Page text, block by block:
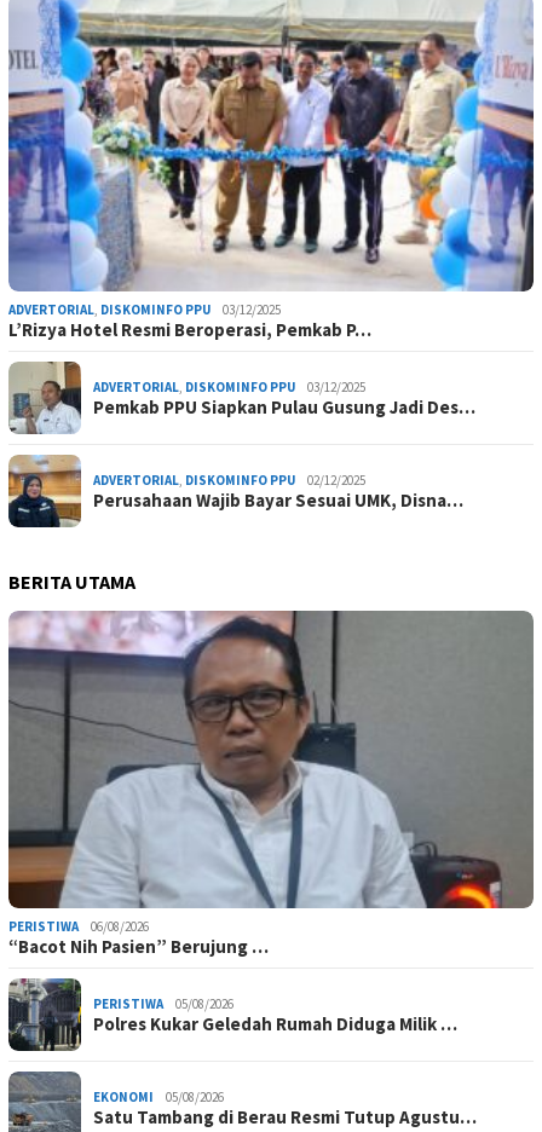
ADVERTORIAL, DISKOMINFO PPU 03/12/2025
L’Rizya Hotel Resmi Beroperasi, Pemkab P…
ADVERTORIAL, DISKOMINFO PPU 03/12/2025
Pemkab PPU Siapkan Pulau Gusung Jadi Des…
ADVERTORIAL, DISKOMINFO PPU 02/12/2025
Perusahaan Wajib Bayar Sesuai UMK, Disna…
BERITA UTAMA
PERISTIWA 06/08/2026
“Bacot Nih Pasien” Berujung …
PERISTIWA 05/08/2026
Polres Kukar Geledah Rumah Diduga Milik …
EKONOMI 05/08/2026
Satu Tambang di Berau Resmi Tutup Agustu…